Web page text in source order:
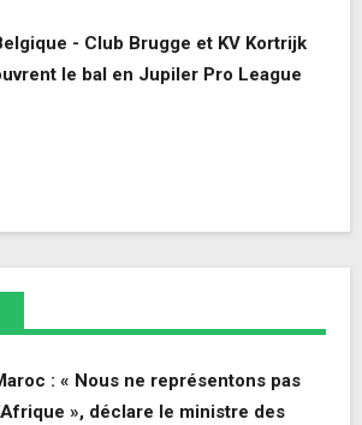
- Club Brugge et KV Kortrijk
le bal en Jupiler Pro League
: « Nous ne représentons pas
», déclare le ministre des